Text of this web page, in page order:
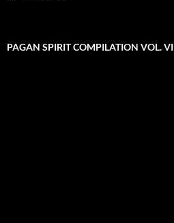
PAGAN SPIRIT COMPILATION VOL. VI